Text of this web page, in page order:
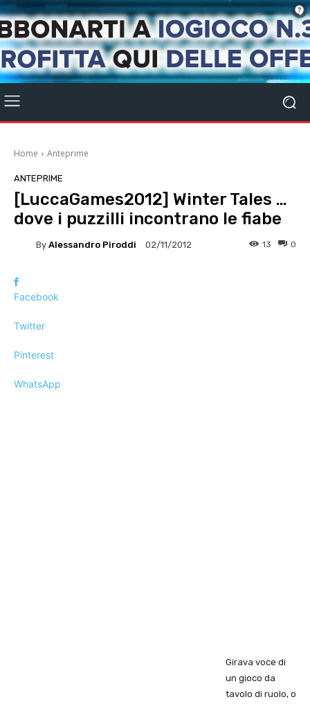
Home Anteprime
ANTEPRIME
[LuccaGames2012] Winter Tales …
dove i puzzilli incontrano le fiabe
By Alessandro Piroddi 02/11/2012 0
13
Facebook
Twitter
Pinterest
WhatsApp
Girava voce di
un gioco da
tavolo di ruolo, o